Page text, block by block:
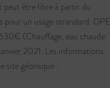
peut être libre à partir du
un usage strandard. DPE
(Chauffage, eau chaude
2021. Les informations
site géorisque :